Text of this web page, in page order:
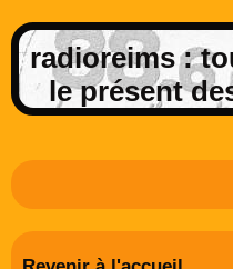
radioreims :
le présent
Derniers potins de la FM rémoise